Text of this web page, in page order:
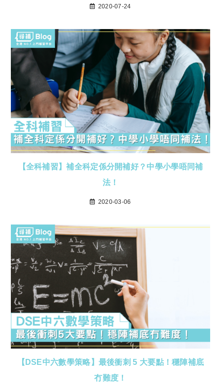
2020-07-24
【全科補習】補全科定係分開補好？中學小學唔同補
法！
2020-03-06
【DSE中六數學策略】最後衝刺 5 大要點！穩陣補底
冇難度！